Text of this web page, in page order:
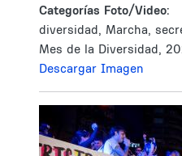
Categorías Foto/Video:
diversidad, Marcha,
Mes de la Diversidad,
Descargar Imagen